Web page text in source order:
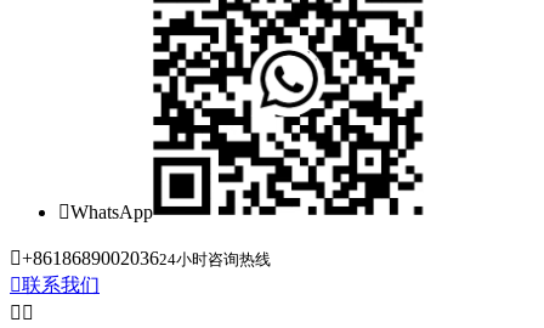
WhatsApp
+861868900203624小时咨询热线
联系我们
 